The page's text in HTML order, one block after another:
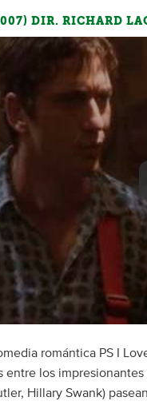
DIR. RICHARD
romántica PS I
entre los
Hillary Swank)